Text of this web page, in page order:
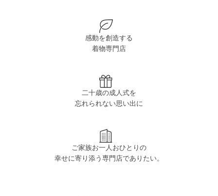
感動を創造する
着物専門店
二十歳の成人式を
忘れられない思い出に
ご家族お一人おひとりの
幸せに寄り添う専門店でありたい。